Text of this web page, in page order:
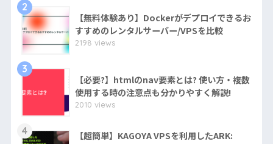
2
【無料体験あり】Dockerがデプロイできるお
すすめのレンタルサーバー/VPSを比較
2198 views
3
【必要?】htmlのnav要素とは? 使い方・複数
使用する時の注意点も分かりやすく解説!
2010 views
4
【超簡単】KAGOYA VPSを利用したARK: